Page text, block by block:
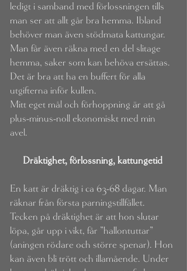
ledigt i samband med förlossningen tills
man ser att allt går bra hemma. Ibland
behöver man även stödmata kattungar.
Man får även räkna med en del slitage
hemma, saker som kan behöva ersättas.
Det är bra att ha en buffert för alla
utgifterna inför kullen.
Mitt eget mål och förhoppning är att gå
plus-minus-noll ekonomiskt med min
avel.
Dräktighet, förlossning, kattungetid
En katt är dräktig i ca 63-68 dagar. Man
räknar från första parningstillfället.
Tecken på dräktighet är att hon slutar
löpa, går upp i vikt, får ”hallontuttar”
(aningen rödare och större spenar). Hon
kan även bli trött och illamående. Under